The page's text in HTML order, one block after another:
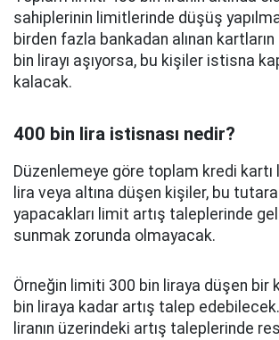
sahiplerinin limitlerinde düşüş
birden fazla bankadan alınan
bin lirayı aşıyorsa, bu kişiler istisna
kalacak.
400 bin lira istisnası nedir?
Düzenlemeye göre toplam kredi kartı
lira veya altına düşen kişiler, bu
yapacakları limit artış taleplerinde
sunmak zorunda olmayacak.
Örneğin limiti 300 bin liraya düşen bir
bin liraya kadar artış talep
liranın üzerindeki artış taleplerinde